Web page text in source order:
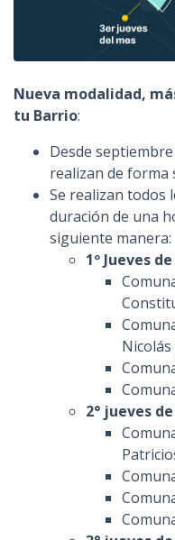
Nueva modalidad,
tu Barrio:
Desde
realizan de forma
Se realizan todos
duración de una
siguiente manera:
1º Jueves
Nicolás
2° jueves